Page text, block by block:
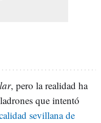
, pero la realidad ha
que intentó
sevillana de